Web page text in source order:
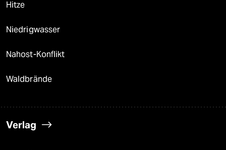
Hitze
Niedrigwasser
Nahost-Konflikt
Waldbrände
Verlag